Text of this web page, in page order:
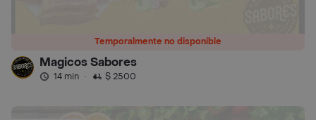
Temporalmente no disponible
Magicos Sabores
14 min · $ 2500